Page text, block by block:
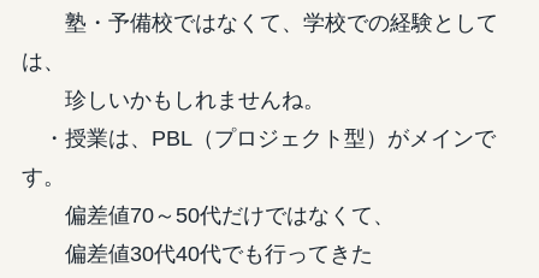
塾・予備校ではなくて、学校での経験として
は、
珍しいかもしれませんね。
・授業は、PBL（プロジェクト型）がメインで
す。
偏差値70～50代だけではなくて、
偏差値30代40代でも行ってきた